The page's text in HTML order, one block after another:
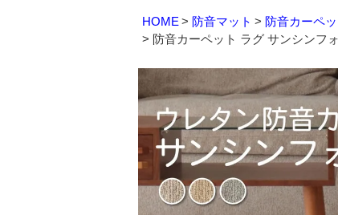
HOME 防音マット 防音カーペッ
防音カーペット ラグ サンシンフ